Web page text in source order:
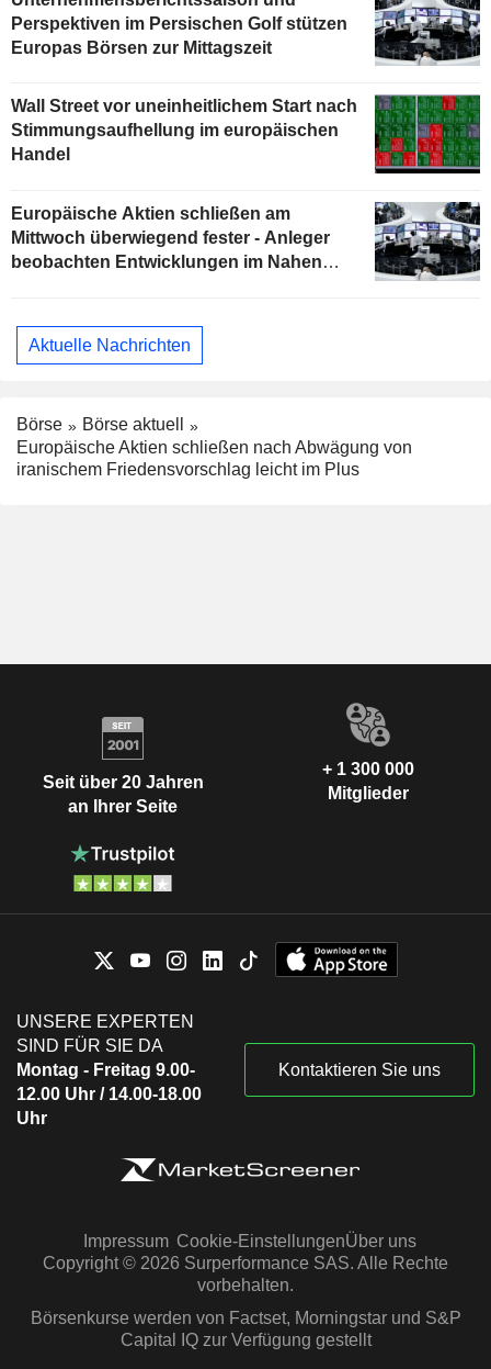
Perspektiven im Persischen Golf stützen
Europas Börsen zur Mittagszeit
Wall Street vor uneinheitlichem Start nach
Stimmungsaufhellung im europäischen
Handel
Europäische Aktien schließen am
Mittwoch überwiegend fester - Anleger
beobachten Entwicklungen im Nahen
Aktuelle Nachrichten
Börse
Börse aktuell
Europäische Aktien schließen nach Abwägung von
iranischem Friedensvorschlag leicht im Plus
Seit über 20 Jahren
an Ihrer Seite
+ 1 300 000
Mitglieder
UNSERE EXPERTEN
SIND FÜR SIE DA
Montag - Freitag 9.00-
12.00 Uhr / 14.00-18.00
Uhr
Kontaktieren Sie uns
Impressum Cookie-EinstellungenÜber uns
Copyright © 2026 Surperformance SAS. Alle Rechte
vorbehalten.
Börsenkurse werden von Factset, Morningstar und S&P
Capital IQ zur Verfügung gestellt